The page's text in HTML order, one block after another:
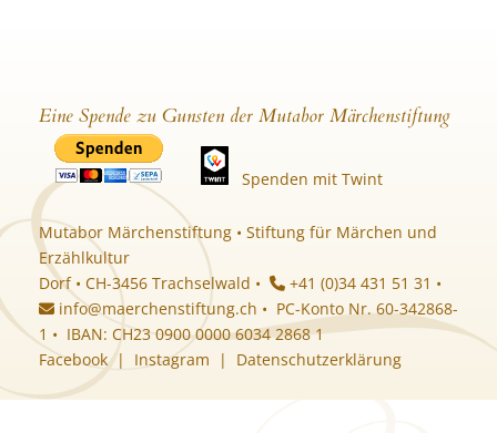
Eine Spende zu Gunsten der Mutabor Märchenstiftung
Spenden mit Twint
Mutabor Märchenstiftung • Stiftung für Märchen und
Erzählkultur
Dorf • CH-3456 Trachselwald •
+41 (0)34 431 51 31 •
info@maerchenstiftung.ch • PC-Konto Nr. 60-342868-
1 • IBAN: CH23 0900 0000 6034 2868 1
Facebook| Instagram | Datenschutzerklärung